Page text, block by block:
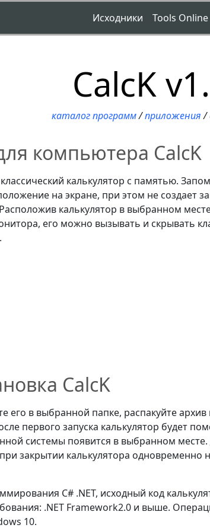
Исходники Tools Online
CalcK
каталог программ/приложения/
компьютера CalcK
калькулятор с памятью.
на экране, при этом не создает
калькулятор в выбранном
его можно вызывать и скрывать
CalcK
его в выбранной папке, распакуйте архив
первого запуска калькулятор будет
системы появится в выбранном месте.
закрытии калькулятора одновременно
C# .NET, исходный код
.NET Framework2.0 и выше.
10.